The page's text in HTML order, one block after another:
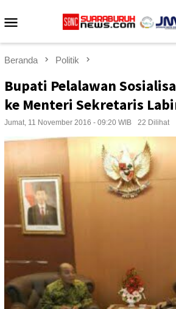
ke
Beranda Politik
Bupati Pelalawan
ke Menteri Sekretaris
Jumat, 11 November 2016 - 09:20 WIB 22 Dilihat